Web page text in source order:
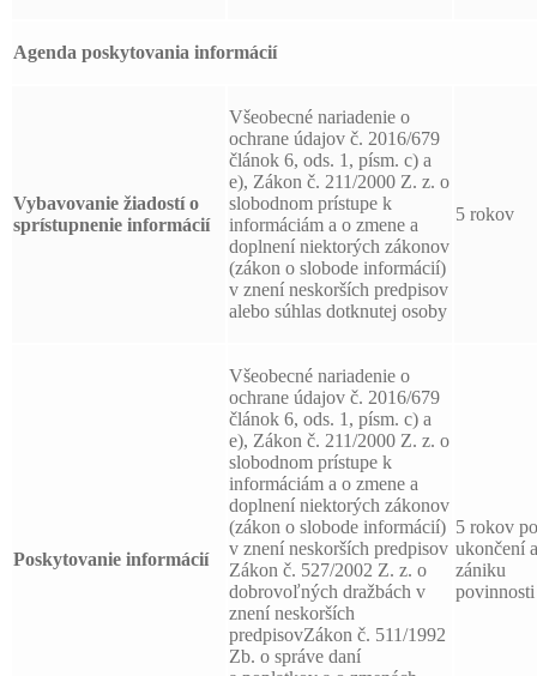
Agenda poskytovania informácií
Vybavovanie žiadostí o
sprístupnenie informácií
Všeobecné nariadenie o
ochrane údajov č. 2016/679
článok 6, ods. 1, písm. c) a
e), Zákon č. 211/2000 Z. z. o
slobodnom prístupe k
informáciám a o zmene a
doplnení niektorých zákonov
(zákon o slobode informácií)
v znení neskorších predpisov
alebo súhlas dotknutej osoby
5 rokov
Poskytovanie informácií
Všeobecné nariadenie o
ochrane údajov č. 2016/679
článok 6, ods. 1, písm. c) a
e), Zákon č. 211/2000 Z. z. o
slobodnom prístupe k
informáciám a o zmene a
doplnení niektorých zákonov
(zákon o slobode informácií)
v znení neskorších predpisov
Zákon č. 527/2002 Z. z. o
dobrovoľných dražbách v
znení neskorších
predpisovZákon č. 511/1992
Zb. o správe daní
5 rokov po
ukončení
zániku
povinnosti